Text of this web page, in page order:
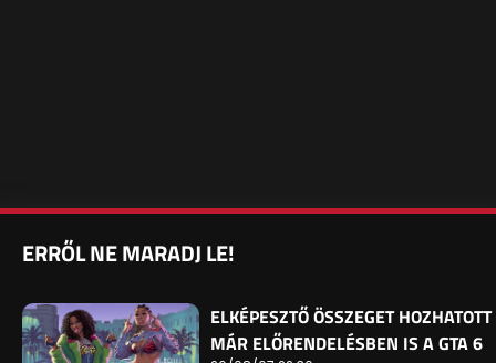
ERRŐL NE MARADJ LE!
ELKÉPESZTŐ ÖSSZEGET HOZHATOTT
MÁR ELŐRENDELÉSBEN IS A GTA 6